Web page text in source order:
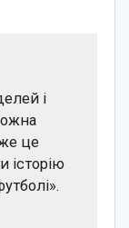
і
це
історію